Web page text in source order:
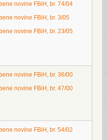
novine FBiH, br. 74/04
novine FBiH, br. 3/05
novine FBiH, br. 23/05
novine FBiH, br. 36/00
novine FBiH, br. 47/00
novine FBiH, br. 54/02